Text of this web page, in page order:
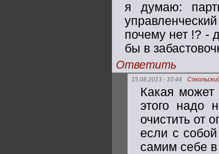
я думаю:
почему нет !? -
бы в
Ответить
15.08.2013 - 10:44
Какая может
этого надо
очистить от
если с
самим себе